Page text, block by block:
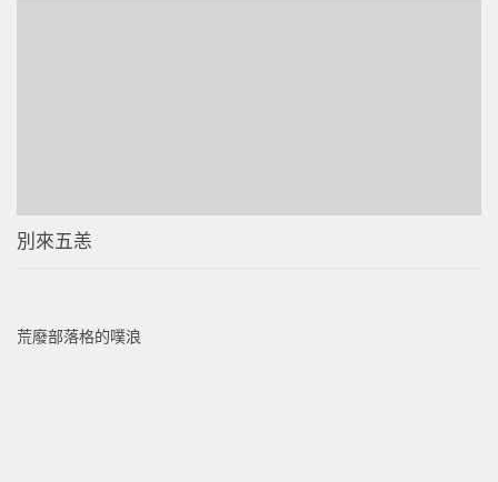
別來五恙
荒廢部落格的噗浪